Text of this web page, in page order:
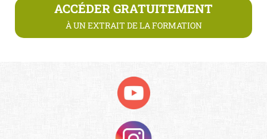
ACCÉDER GRATUITEMENT
À UN EXTRAIT DE LA FORMATION